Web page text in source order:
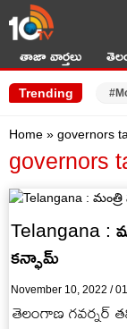
తాజా వార్తలు
Trending
Home » governors
governors
Telangana :
కన్ఫామ్
November 10, 2022 /
తెలంగాణ గవర్నర్